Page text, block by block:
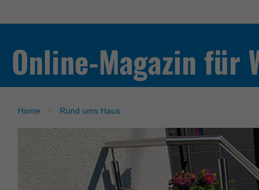
Online-Magazin für
Home Rund ums Haus